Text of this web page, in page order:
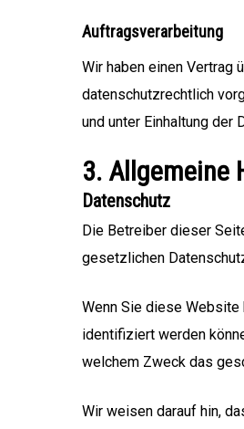
Auftragsverarbeitung
Wir haben einen Vertrag
datenschutzrechtlich
und unter Einhaltung der
3. Allgemeine
Datenschutz
Die Betreiber dieser
gesetzlichen
Wenn Sie diese
identifiziert werden
welchem Zweck das
Wir weisen darauf hin,